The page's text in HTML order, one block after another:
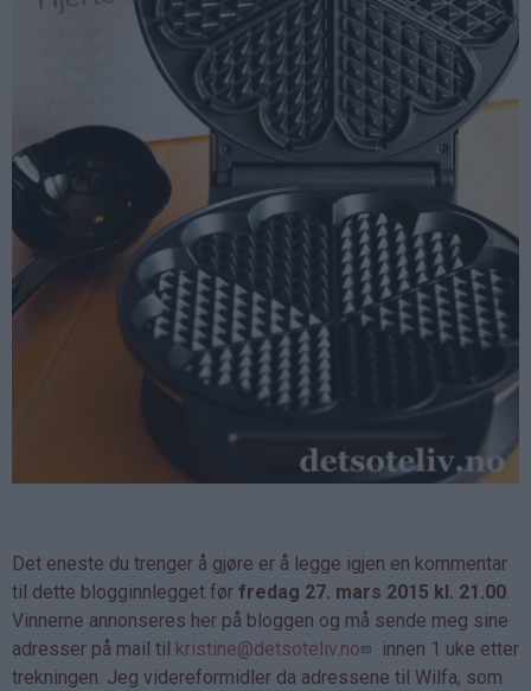
Det eneste du trenger å gjøre er å legge igjen en kommentar
til dette blogginnlegget før fredag 27. mars 2015 kl. 21.00.
Vinnerne annonseres her på bloggen og må sende meg sine
adresser på mail til kristine@detsoteliv.no
innen 1 uke etter
trekningen. Jeg videreformidler da adressene til Wilfa, som